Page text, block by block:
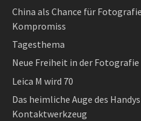
China als Chance für
Kompromiss
Tagesthema
Neue Freiheit in der Fotografie
Leica M wird 70
Das heimliche Auge des
Kontaktwerkzeug